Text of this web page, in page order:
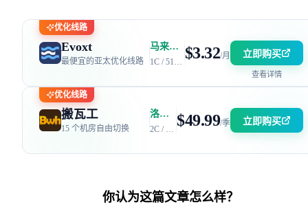
优化线路
Evoxt
最便宜的亚太优化线路
马来西亚 | 电信 GIA + 联通 9929 | 优惠码：AFF2377-DEV
1C / 512MB / 5GB SSD / 150GB 流量 $3.32/月 立即购买
查看详情
优化线路
搬瓦工
15 个机房自由切换
洛杉矶 DC6 机房 | 电信 / 联通 CN2 GIA + 移动 CMIN2
2C / 2GB / 40GB SSD / 2.5TB 流量 $49.99/季 立即购买
你认为这篇文章怎么样？